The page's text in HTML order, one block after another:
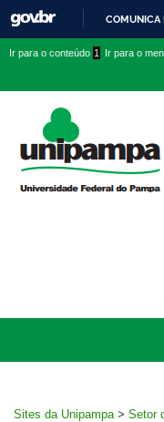
COMUNICA
conteúdo
menu
superior
menu
Ir para o conteúdo 1 Ir para o
Sites da Unipampa > Setor